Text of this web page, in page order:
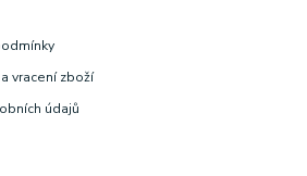
vracení zboží
údajů